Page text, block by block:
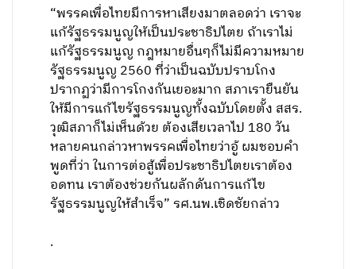
“พรรคเพื่อไทยมีการหาเสียงมาตลอดว่า เราจะ
แก้รัฐธรรมนูญให้เป็นประชาธิปไตย ถ้าเราไม่
แก้รัฐธรรมนูญ กฎหมายอื่นๆก็ไม่มีความหมาย
รัฐธรรมนูญ​ 2560 ที่ว่าเป็นฉบับปราบโกง
ปรากฏว่ามีการโกงกันเยอะมาก สภาเรายืนยัน
ให้มีการแก้ไขรัฐธรรมนูญทั้งฉบับโดยตั้ง สสร.
วุฒิสภาก็ไม่เห็นด้วย ต้องเสียเวลาไป 180 วัน
หลายคนกล่าวหาพรรคเพื่อไทยว่าอู้ ผมชอบคำ
พูดที่ว่า ในการต่อสู้เพื่อประชาธิปไตยเราต้อง
อดทน เราต้องช่วยกันผลักดันการแก้ไข
รัฐธรรมนูญให้สำเร็จ” รศ.นพ.เชิดชัยกล่าว
.